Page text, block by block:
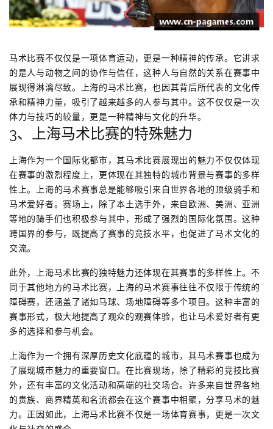
马术比赛不仅仅是一项体育运动，更是一种精神的传承。它讲求
的是人与动物之间的协作与信任，这种人与自然的关系在赛事中
展现得淋漓尽致。上海的马术比赛，也因其背后所代表的文化传
承和精神力量，吸引了越来越多的人参与其中。这不仅仅是一次
体力与技巧的较量，更是一种精神与文化的升华。
3、上海马术比赛的特殊魅力
上海作为一个国际化都市，其马术比赛展现出的魅力不仅仅体现
在赛事的激烈程度上，更体现在其独特的城市背景与赛事的多样
性上。上海的马术赛事总是能够吸引来自世界各地的顶级骑手和
马术爱好者。赛场上，除了本土选手外，来自欧洲、美洲、亚洲
等地的骑手们也积极参与其中，形成了强烈的国际化氛围。这种
跨国界的参与，既提高了赛事的竞技水平，也促进了马术文化的
交流。
此外，上海马术比赛的独特魅力还体现在其赛事的多样性上。不
同于其他地方的马术比赛，上海的马术赛事往往不仅限于传统的
障碍赛，还涵盖了诸如马球、场地障碍等多个项目。这种丰富的
赛事形式，极大地提高了观众的观赛体验，也让马术爱好者有更
多的选择和参与机会。
上海作为一个拥有深厚历史文化底蕴的城市，其马术赛事也成为
了展现城市魅力的重要窗口。在比赛现场，除了精彩的竞技比赛
外，还有丰富的文化活动和高端的社交场合。许多来自世界各地
的贵族、商界精英和名流都会在这个赛事中相聚，分享马术的魅
力。正因如此，上海马术比赛不仅是一场体育赛事，更是一次文